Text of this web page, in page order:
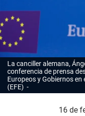
La canciller alemana,
conferencia de prensa
Europeos y Gobiernos en
(EFE)
16 de